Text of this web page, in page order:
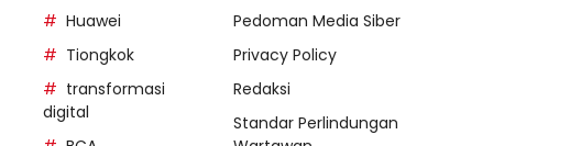
Huawei
Tiongkok
transformasi
digital
Pedoman Media Siber
Privacy Policy
Redaksi
Standar Perlindungan